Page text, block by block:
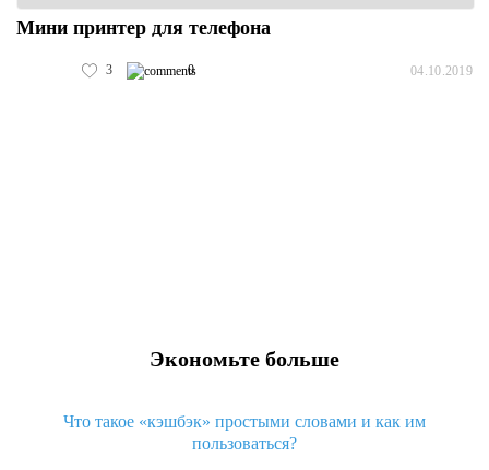
Мини принтер для телефона
3 0 04.10.2019
Экономьте больше
Что такое «кэшбэк» простыми словами и как им
пользоваться?